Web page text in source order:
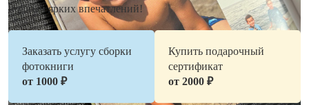
полный ярких впечатлений!
Заказать услугу сборки
фотокниги
от 1000 ₽
Купить подарочный
сертификат
от 2000 ₽